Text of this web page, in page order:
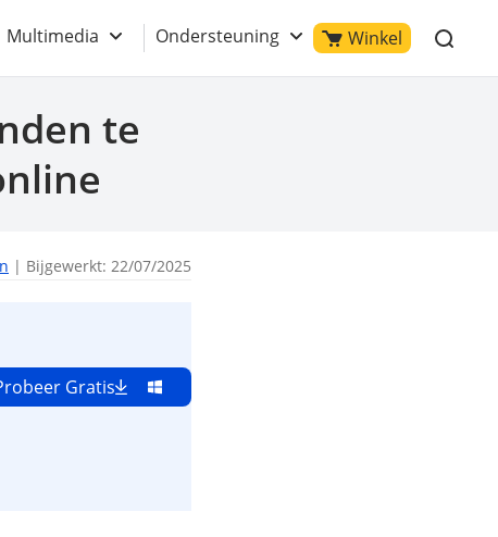
Multimedia Ondersteuning Winkel
te
| Bijgewerkt: 22/07/2025
Gratis